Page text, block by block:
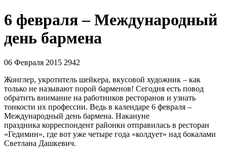
6 февраля – Международный
день бармена
06 Февраля 2015 2942
Жонглер, укротитель шейкера, вкусовой художник – как
только не называют порой барменов! Сегодня есть повод
обратить внимание на работников ресторанов и узнать
тонкости их профессии. Ведь в календаре 6 февраля –
Международный день бармена. Накануне
праздника корреспондент районки отправилась в ресторан
«Гедимин», где вот уже четыре года «колдует» над бокалами
Светлана Дашкевич.